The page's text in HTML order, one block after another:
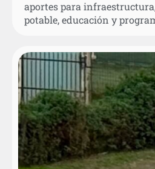
aportes para
potable, educación y